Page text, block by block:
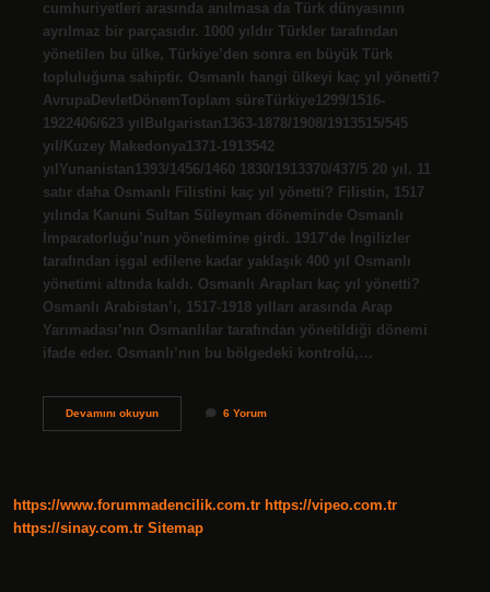
cumhuriyetleri arasında anılmasa da Türk dünyasının
ayrılmaz bir parçasıdır. 1000 yıldır Türkler tarafından
yönetilen bu ülke, Türkiye’den sonra en büyük Türk
topluluğuna sahiptir. Osmanlı hangi ülkeyi kaç yıl yönetti?
AvrupaDevletDönemToplam süreTürkiye1299/1516-
1922406/623 yılBulgaristan1363-1878/1908/1913515/545
yıl/Kuzey Makedonya1371-1913542
yılYunanistan1393/1456/1460 1830/1913370/437/5 20 yıl. 11
satır daha Osmanlı Filistini kaç yıl yönetti? Filistin, 1517
yılında Kanuni Sultan Süleyman döneminde Osmanlı
İmparatorluğu’nun yönetimine girdi. 1917’de İngilizler
tarafından işgal edilene kadar yaklaşık 400 yıl Osmanlı
yönetimi altında kaldı. Osmanlı Arapları kaç yıl yönetti?
Osmanlı Arabistan’ı, 1517-1918 yılları arasında Arap
Yarımadası’nın Osmanlılar tarafından yönetildiği dönemi
ifade eder. Osmanlı’nın bu bölgedeki kontrolü,…
Devamını okuyunOsmanlı
6 Yorum
https://www.forummadencilik.com.tr https://vipeo.com.tr
https://sinay.com.tr Sitemap